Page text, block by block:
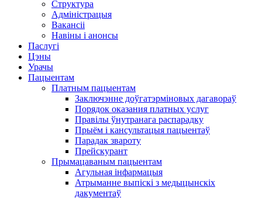
Структура
Адміністрацыя
Вакансіі
Навіны і анонсы
Паслугі
Цэны
Урачы
Пацыентам
Платным пацыентам
Заключэнне доўгатэрміновых дагавораў
Порядок оказания платных услуг
Правілы ўнутранага распарадку
Прыём і кансультацыя пацыентаў
Парадак звароту
Прейскурант
Прымацаваным пацыентам
Агульная інфармацыя
Атрыманне выпіскі з медыцынскіх
дакументаў